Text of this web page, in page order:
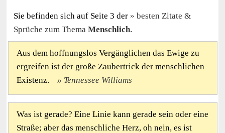
Sie befinden sich auf Seite 3 der
besten Zitate &
Sprüche zum Thema Menschlich.
Aus dem hoffnungslos Vergänglichen das Ewige zu
ergreifen ist der große Zaubertrick der menschlichen
Existenz.
Tennessee Williams
Was ist gerade? Eine Linie kann gerade sein oder eine
Straße; aber das menschliche Herz, oh nein, es ist